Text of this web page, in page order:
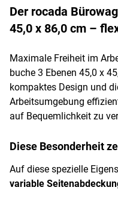
Der rocada
45,0 x 86,0 cm –
Maximale Freiheit im
buche 3 Ebenen 45,0 x
kompaktes Design und
Arbeitsumgebung
auf Bequemlichkeit zu
Diese Besonderheit
Auf diese spezielle
variable